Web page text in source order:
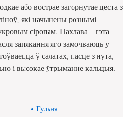
або вострае загорнутае цеста з
які начынены рознымі
сіропам. Пахлава - гэта
запякання яго замочваюць у
ў салатах, пасце з нута,
і высокае ўтрыманне кальцыя.
Гульня